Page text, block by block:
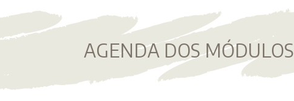
AGENDA DOS MÓDULOS